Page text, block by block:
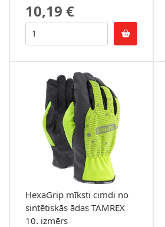
10,19 €
HexaGrip mīksti cimdi no
sintētiskās ādas TAMREX
10. izmērs